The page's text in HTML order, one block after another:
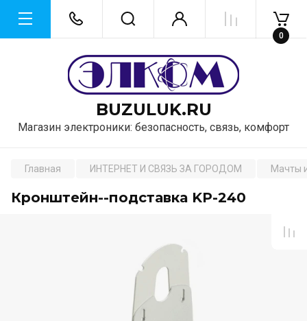
BUZULUK.RU
Магазин электроники: безопасность, связь, комфорт
0
Главная ИНТЕРНЕТ И СВЯЗЬ ЗА ГОРОДОМ Мачты
Кронштейн--подставка KP-240